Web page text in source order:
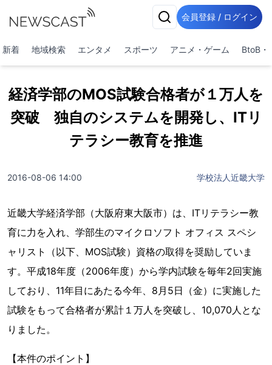
会員登録 / ログイン
新着 地域検索 エンタメ スポーツ アニメ・ゲーム BtoB・
経済学部のMOS試験合格者が１万人を
突破 独自のシステムを開発し、ITリ
テラシー教育を推進
2016-08-06 14:00 学校法人近畿大学
近畿大学経済学部（大阪府東大阪市）は、ITリテラシー教
育に力を入れ、学部生のマイクロソフト オフィス スペシ
ャリスト（以下、MOS試験）資格の取得を奨励していま
す。平成18年度（2006年度）から学内試験を毎年2回実施
しており、11年目にあたる今年、8月5日（金）に実施した
試験をもって合格者が累計１万人を突破し、10,070人とな
りました。
【本件のポイント】